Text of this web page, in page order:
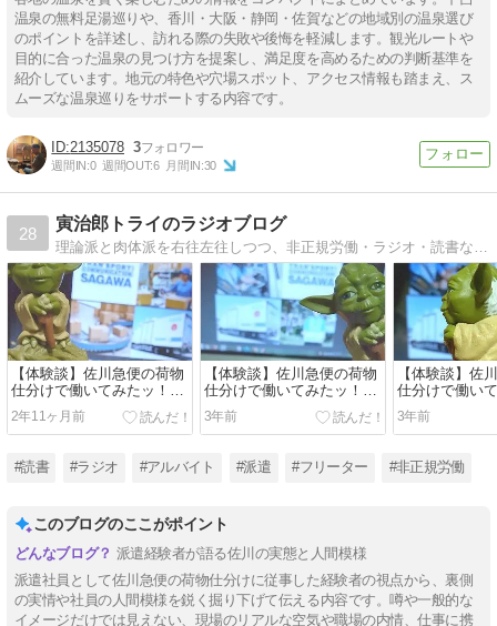
温泉の無料足湯巡りや、香川・大阪・静岡・佐賀などの地域別の温泉選び
のポイントを詳述し、訪れる際の失敗や後悔を軽減します。観光ルートや
目的に合った温泉の見つけ方を提案し、満足度を高めるための判断基準を
紹介しています。地元の特色や穴場スポット、アクセス情報も踏まえ、ス
ムーズな温泉巡りをサポートする内容です。
2135078 3
週間IN:0 週間OUT:6 月間IN:30
28
寅治郎トライのラジオブログ
【体験談】佐川急便の荷物
仕分けで働いてみたッ！
vol.10／トゥルー・ブルー
ワーカー
2年11ヶ月前
【体験談】佐川急便の荷物
仕分けで働いてみたッ！
vol.9／パワハラ？
3年前
【体験談】佐
仕分けで働い
vol.8／やっぱ
川さん
3年前
#読書 #ラジオ #アルバイト #派遣 #フリーター #非正規労働
このブログのここがポイント
派遣経験者が語る佐川の実態と人間模様
派遣社員として佐川急便の荷物仕分けに従事した経験者の視点から、裏側
の実情や社員の人間模様を鋭く掘り下げて伝える内容です。噂や一般的な
イメージだけでは見えない、現場のリアルな空気や職場の内情、仕事に携